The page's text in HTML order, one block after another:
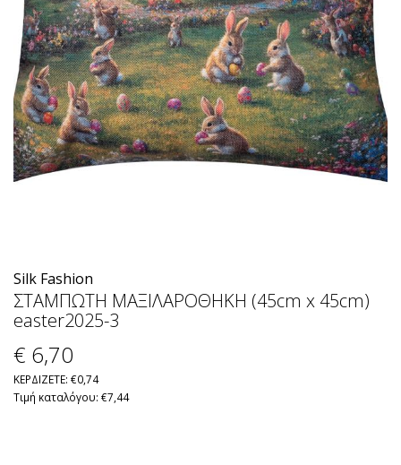
Silk Fashion
ΣΤΑΜΠΩΤΗ ΜΑΞΙΛΑΡΟΘΗΚΗ (45cm x 45cm)
easter2025-3
€ 6,70
ΚΕΡΔΙΖΕΤΕ: €0,74
Τιμή καταλόγου: €7,44